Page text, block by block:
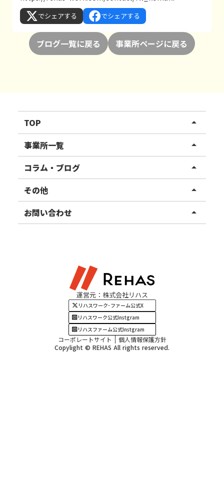
でシェアする でシェアする
ブログ一覧に戻る 事業所ページに戻る
TOP arrow_drop_up
リハスワーク
リハスファーム
事業所一覧 arrow_drop_up
関東エリア
東北エリア
甲信越エリア
四国・九州エリア
コラム・ブログ arrow_drop_up
事業所ブログ
ご利用者様の声
その他 arrow_drop_up
お知らせ
お問い合わせ arrow_drop_up
運営元：株式会社リハス
リハスワーク･ファーム公式X
リハスワーク公式Instgram
リハスファーム公式Instgram
コーポレートサイト
個人情報保護方針
Copylight © REHAS All rights reserved.